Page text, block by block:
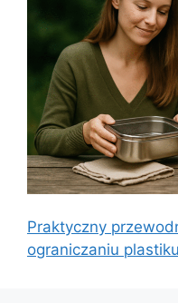
Praktyczny
ograniczaniu